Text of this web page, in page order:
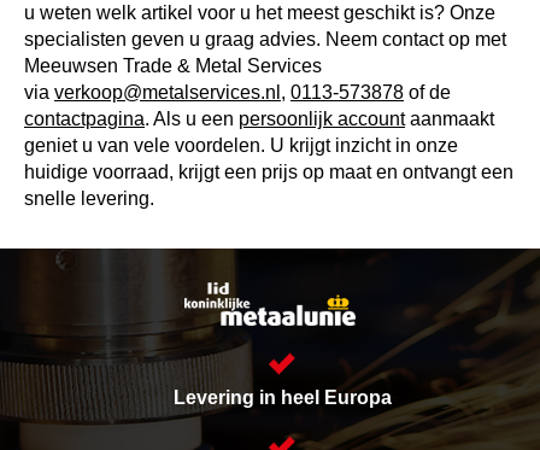
u weten welk artikel voor u het meest geschikt is? Onze
specialisten geven u graag advies. Neem contact op met
Meeuwsen Trade & Metal Services
via verkoop@metalservices.nl , 0113-573878 of de
contactpagina. Als u een persoonlijk accountaanmaakt
geniet u van vele voordelen. U krijgt inzicht in onze
huidige voorraad, krijgt een prijs op maat en ontvangt een
snelle levering.
Levering in heel Europa